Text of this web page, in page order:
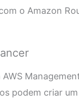
o Amazon
podem criar